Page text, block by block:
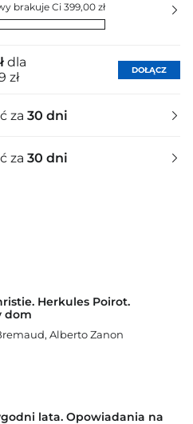
brakuje Ci 399,00 zł
dla
zł
DOŁĄCZ
za 30 dni
za 30 dni
Herkules Poirot.
dom
, Alberto Zanon
lata. Opowiadania na